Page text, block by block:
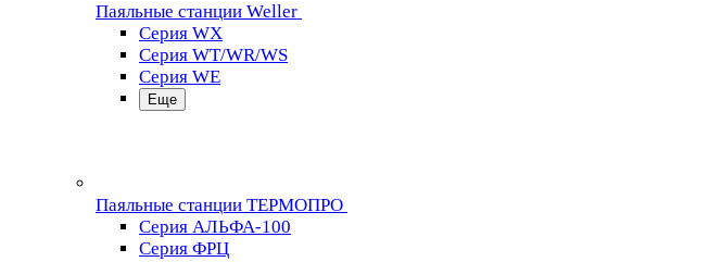
Паяльные станции Weller
Серия WX
Серия WT/WR/WS
Серия WE
Еще
Паяльные станции ТЕРМОПРО
Серия АЛЬФА-100
Серия ФРЦ